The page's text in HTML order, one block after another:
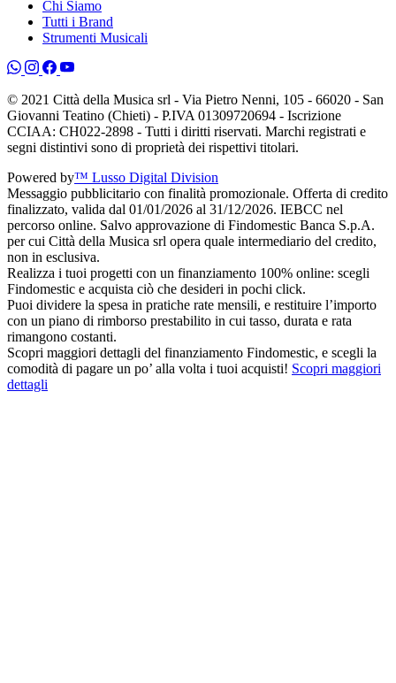
Chi Siamo
Tutti i Brand
Strumenti Musicali
© 2021 Città della Musica srl - Via Pietro Nenni, 105 - 66020 - San
Giovanni Teatino (Chieti) - P.IVA 01309720694 - Iscrizione
CCIAA: CH022-2898 - Tutti i diritti riservati. Marchi registrati e
segni distintivi sono di proprietà dei rispettivi titolari.
Powered by™ Lusso Digital Division
Messaggio pubblicitario con finalità promozionale. Offerta di credito
finalizzato, valida dal 01/01/2026 al 31/12/2026. IEBCC nel
percorso online. Salvo approvazione di Findomestic Banca S.p.A.
per cui Città della Musica srl opera quale intermediario del credito,
non in esclusiva.
Realizza i tuoi progetti con un finanziamento 100% online: scegli
Findomestic e acquista ciò che desideri in pochi click.
Puoi dividere la spesa in pratiche rate mensili, e restituire l’importo
con un piano di rimborso prestabilito in cui tasso, durata e rata
rimangono costanti.
Scopri maggiori dettagli del finanziamento Findomestic, e scegli la
comodità di pagare un po’ alla volta i tuoi acquisti! Scopri maggiori
dettagli